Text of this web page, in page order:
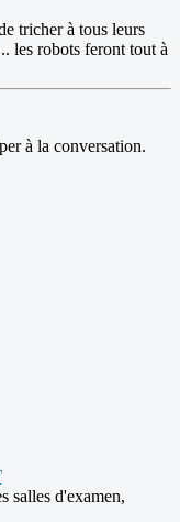
tricher à tous leurs
les robots feront tout à
à la conversation.
salles d'examen,